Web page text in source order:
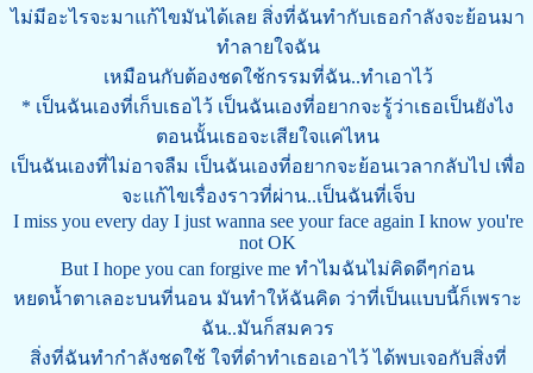
ไม่มีอะไรจะมาแก้ไขมันได้เลย สิ่งที่ฉันทำกับเธอกำลังจะย้อนมา
ทำลายใจฉัน
เหมือนกับต้องชดใช้กรรมที่ฉัน..ทำเอาไว้
* เป็นฉันเองที่เก็บเธอไว้ เป็นฉันเองที่อยากจะรู้ว่าเธอเป็นยังไง
ตอนนั้นเธอจะเสียใจแค่ไหน
เป็นฉันเองที่ไม่อาจลืม เป็นฉันเองที่อยากจะย้อนเวลากลับไป เพื่อ
จะแก้ไขเรื่องราวที่ผ่าน..เป็นฉันที่เจ็บ
I miss you every day I just wanna see your face again I know you're
not OK
But I hope you can forgive me ทำไมฉันไม่คิดดีๆก่อน
หยดน้ำตาเลอะบนที่นอน มันทำให้ฉันคิด ว่าที่เป็นแบบนี้ก็เพราะ
ฉัน..มันก็สมควร
สิ่งที่ฉันทำกำลังชดใช้ ใจที่ดำทำเธอเอาไว้ ได้พบเจอกับสิ่งที่